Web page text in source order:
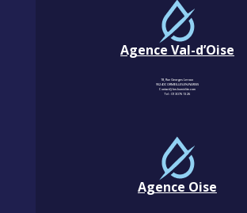
Agence Val-d’Oise
18, Rue Georges Leroux
95240 CORMEILLES-EN-PARISIS
Contact@km-humidite.com
Tel :01 30 76 13 26
Agence Oise